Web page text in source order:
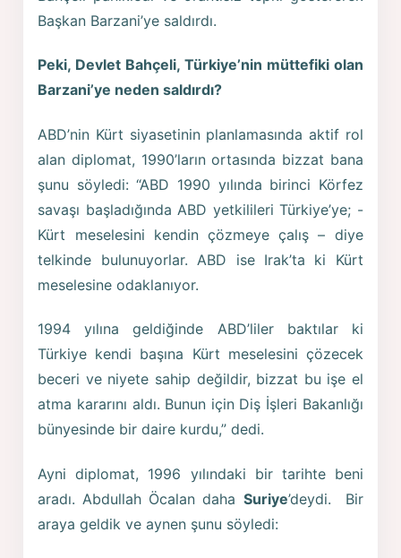
Başkan Barzani’ye saldırdı.
Peki, Devlet Bahçeli, Türkiye’nin müttefiki olan
Barzani’ye neden saldırdı?
ABD’nin Kürt siyasetinin planlamasında aktif rol
alan diplomat, 1990’ların ortasında bizzat bana
şunu söyledi: “ABD 1990 yılında birinci Körfez
savaşı başladığında ABD yetkilileri Türkiye’ye; -
Kürt meselesini kendin çözmeye çalış – diye
telkinde bulunuyorlar. ABD ise Irak’ta ki Kürt
meselesine odaklanıyor.
1994 yılına geldiğinde ABD’liler baktılar ki
Türkiye kendi başına Kürt meselesini çözecek
beceri ve niyete sahip değildir, bizzat bu işe el
atma kararını aldı. Bunun için Diş İşleri Bakanlığı
bünyesinde bir daire kurdu,” dedi.
Ayni diplomat, 1996 yılındaki bir tarihte beni
aradı. Abdullah Öcalan daha Suriye’deydi. Bir
araya geldik ve aynen şunu söyledi: